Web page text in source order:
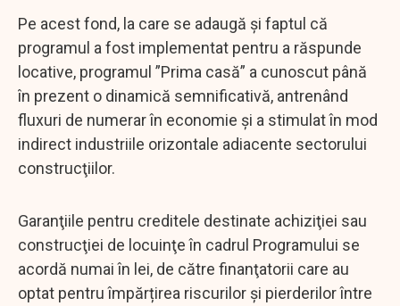
Pe acest fond, la care se adaugă şi faptul că
programul a fost implementat pentru a răspunde
locative, programul ”Prima casă” a cunoscut până
în prezent o dinamică semnificativă, antrenând
fluxuri de numerar în economie şi a stimulat în mod
indirect industriile orizontale adiacente sectorului
construcţiilor.
Garanţiile pentru creditele destinate achiziţiei sau
construcţiei de locuinţe în cadrul Programului se
acordă numai în lei, de către finanţatorii care au
optat pentru împărțirea riscurilor şi pierderilor între